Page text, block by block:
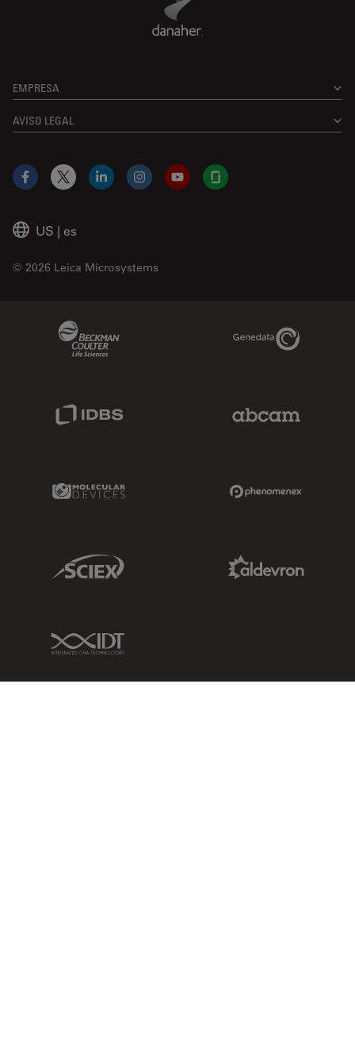
EMPRESA
AVISO LEGAL
US | es
© 2026 Leica Microsystems
Facebook
X LinkedInInstagramYouTubeGlassdoor
Genedata Link
Molecular Devices Link
Sciex Link
IDT Link